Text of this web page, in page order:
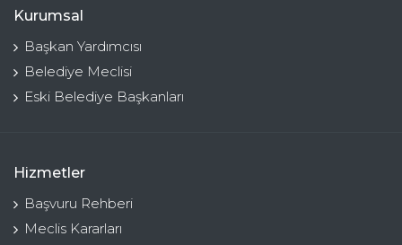
Kurumsal
Başkan Yardımcısı
Belediye Meclisi
Eski Belediye Başkanları
Hizmetler
Başvuru Rehberi
Meclis Kararları